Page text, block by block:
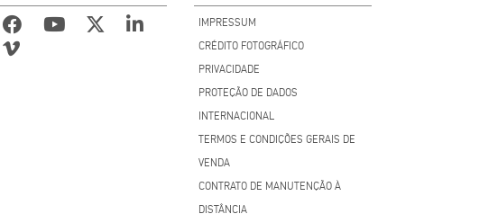
IMPRESSUM
CRÉDITO FOTOGRÁFICO
PRIVACIDADE
PROTEÇÃO DE DADOS
INTERNACIONAL
TERMOS E CONDIÇÕES GERAIS DE
VENDA
CONTRATO DE MANUTENÇÃO À
DISTÂNCIA